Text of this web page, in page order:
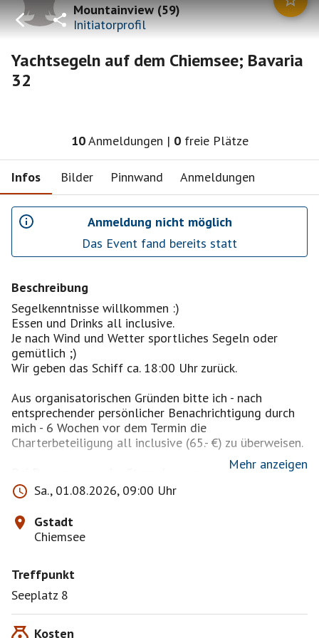
Mountainview(59)
Initiatorprofil
Yachtsegeln auf dem Chiemsee; Bavaria
32
10Anmeldungen | 0 freie Plätze
Infos Bilder Pinnwand Anmeldungen
Anmeldung nicht möglich
Das Event fand bereits statt
Beschreibung
Segelkenntnisse willkommen :)
Essen und Drinks all inclusive.
Je nach Wind und Wetter sportliches Segeln oder
gemütlich ;)
Wir geben das Schiff ca. 18:00 Uhr zurück.
Aus organisatorischen Gründen bitte ich - nach
entsprechender persönlicher Benachrichtigung durch
mich - 6 Wochen vor dem Termin die
Charterbeteiligung all inclusive (65.- €) zu überweisen.
Bei Dauerregen oder Sturm kann morgens storniert
werden; dies setzt einen Konsens betreffend der
entsprechenden Wetterprognose mit dem Vercharterer
voraus.
Ansonsten treffen wir uns am Steg und starten
Niederschlagradars im Konsens mit dem Vercharterer.
Wenn wir bis ca. 11:30 Uhr nicht segeln können, sind
wir aus dem Chartervertrag raus und Ihr erhaltet die
65.- € zurück.
Mehr anzeigen
Sa., 01.08.2026, 09:00 Uhr
Gstadt
Chiemsee
Treffpunkt
Seeplatz 8
Kosten